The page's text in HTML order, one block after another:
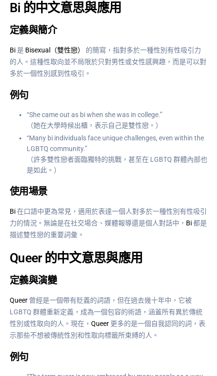
Bi 的中文意思與應用
定義與簡介
Bi是 Bisexual（雙性戀）
的簡寫，指對多於一種性別有性吸引力
的人。這種性取向並不局限於只對男性或女性感興趣，而是可以對
多於一個性別感到性吸引。
例句
“She came out as bi when she was in college.”
（她在大學時候出櫃，表示自己是雙性戀。）
“Many bi individuals face unique challenges, even within the
LGBTQ community.”
（許多雙性戀者面臨獨特的挑戰，甚至在 LGBTQ 群體內部也
是如此。）
使用場景
Bi在口語中更為常見，適用於表達一個人對多於一種性別有性吸引
力的情況。無論是在社交場合、媒體報導還是個人對話中， Bi都是
描述雙性戀的重要詞彙。
Queer 的中文意思與應用
定義與演變
Queer 曾經是一個帶有貶義的詞語，但在過去幾十年中，它被
LGBTQ 群體重新定義，成為一個包容的術語，涵蓋所有異於傳統
性別或性取向的人。現在， Queer 更多的是一個自我認同的詞，表
示那些不想被傳統性別和性取向標籤所束縛的人。
例句